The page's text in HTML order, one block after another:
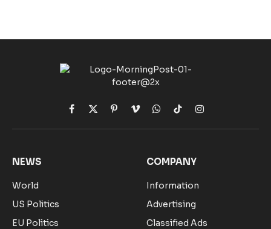
Facebook
X
(Twitter)
Pinterest
VimeoWhatsApp
TikTokInstagram
NEWS
World
US Politics
EU Politics
COMPANY
Information
Advertising
Classified Ads